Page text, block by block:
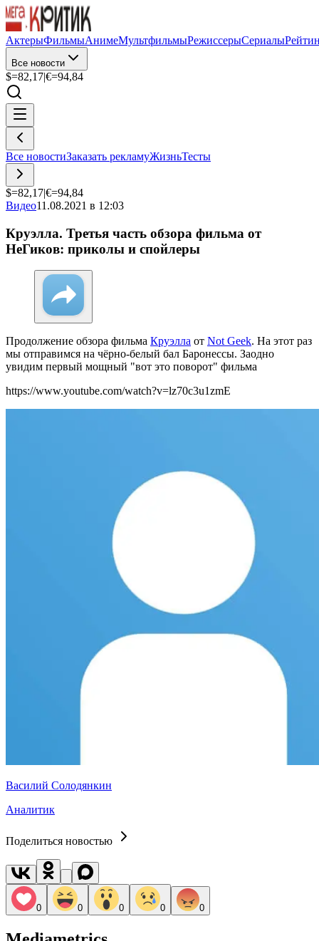
АктерыФильмыАнимеМультфильмыРежиссерыСериалы
Все новости
$=82,17|€=94,84
Все новостиЗаказать рекламуЖизньТесты
$=82,17|€=94,84
Видео11.08.2021 в 12:03
Круэлла. Третья часть обзора фильма от
НеГиков: приколы и спойлеры
Продолжение обзора фильма Круэлла от Not Geek. На этот раз
мы отправимся на чёрно-белый бал Баронессы. Заодно
увидим первый мощный "вот это поворот" фильма
https://www.youtube.com/watch?v=lz70c3u1zmE
Василий Солодянкин
Аналитик
Поделиться новостью
0 0 0 0 0